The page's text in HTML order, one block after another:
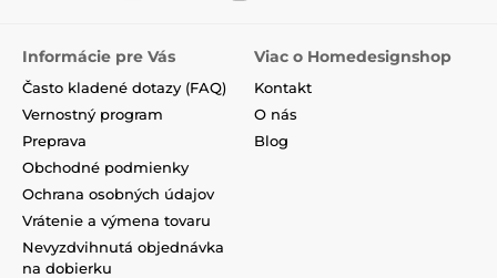
Informácie pre Vás
Často kladené dotazy (FAQ)
Vernostný program
Preprava
Obchodné podmienky
Ochrana osobných údajov
Vrátenie a výmena tovaru
Nevyzdvihnutá objednávka
na dobierku
Viac o Homedesignshop
Kontakt
O nás
Blog